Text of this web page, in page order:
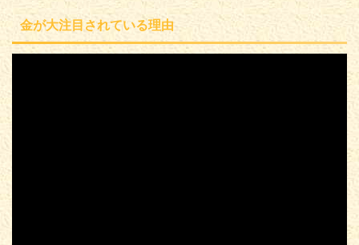
金が大注目されている理由